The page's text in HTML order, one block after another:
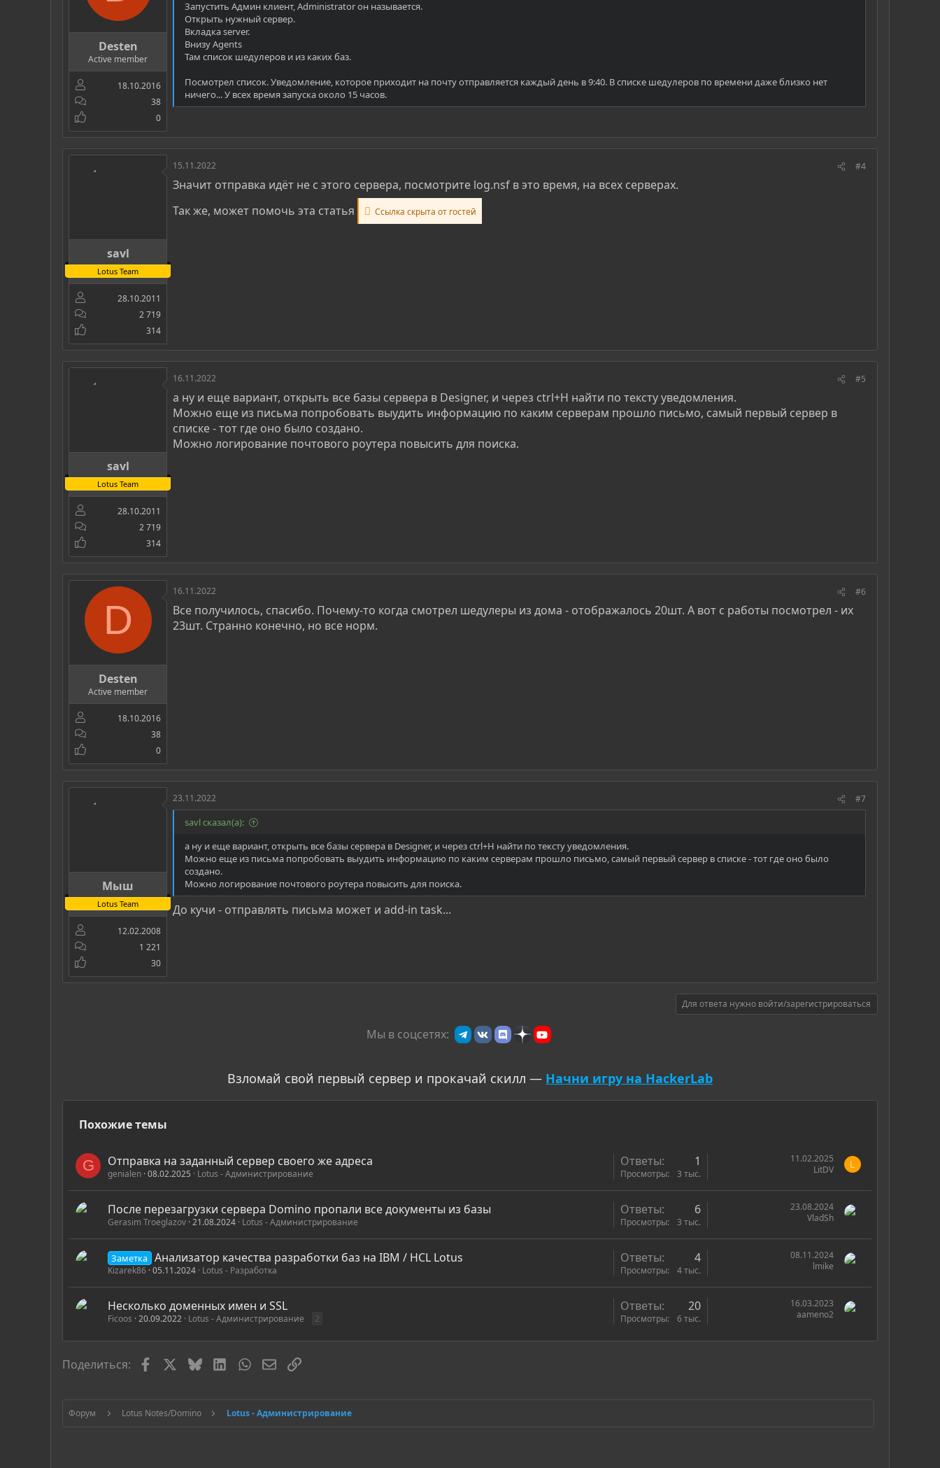
Desten
Active member
18.10.2016
38
0
Запустить Админ клиент, Administrator он называется.
Открыть нужный сервер.
Вкладка server.
Внизу Agents
Там список шедулеров и из каких баз.
Посмотрел список. Уведомление, которое приходит на почту отправляется каждый день в 9:40. В списке шедулеров по времени даже близко нет
ничего... У всех время запуска около 15 часов.
savl
Lotus Team
28.10.2011
2 719
314
15.11.2022 #4
Значит отправка идёт не с этого сервера, посмотрите log.nsf в это время, на всех серверах.
Так же, может помочь эта статья
Ссылка скрыта от гостей
savl
Lotus Team
28.10.2011
2 719
314
16.11.2022 #5
а ну и еще вариант, открыть все базы сервера в Designer, и через ctrl+H найти по тексту уведомления.
Можно еще из письма попробовать выудить информацию по каким серверам прошло письмо, самый первый сервер в
списке - тот где оно было создано.
Можно логирование почтового роутера повысить для поиска.
D
Desten
Active member
18.10.2016
38
0
16.11.2022 #6
Все получилось, спасибо. Почему-то когда смотрел шедулеры из дома - отображалось 20шт. А вот с работы посмотрел - их
23шт. Странно конечно, но все норм.
Мыш
Lotus Team
12.02.2008
1 221
30
23.11.2022 #7
savl сказал(а):
а ну и еще вариант, открыть все базы сервера в Designer, и через ctrl+H найти по тексту уведомления.
Можно еще из письма попробовать выудить информацию по каким серверам прошло письмо, самый первый сервер в списке - тот где оно было
создано.
Можно логирование почтового роутера повысить для поиска.
До кучи - отправлять письма может и add-in task...
Для ответа нужно войти/зарегистрироваться
Мы в соцсетях:
Взломай свой первый сервер и прокачай скилл — Начни игру на HackerLab
Похожие темы
G Отправка на заданный сервер своего же адреса
genialen 08.02.2025 Lotus - Администрирование
Ответы 1
Просмотры 3 тыс.
11.02.2025
LitDV
L
После перезагрузки сервера Domino пропали все документы из базы
Gerasim Troeglazov 21.08.2024 Lotus - Администрирование
Ответы 6
Просмотры 3 тыс.
23.08.2024
VladSh
Заметка Анализатор качества разработки баз на IBM / HCL Lotus
Kizarek86 05.11.2024 Lotus - Разработка
Ответы 4
Просмотры 4 тыс.
08.11.2024
lmike
Несколько доменных имен и SSL
Ficoos 20.09.2022 Lotus - Администрирование 2
Ответы 20
Просмотры 6 тыс.
16.03.2023
aameno2
Поделиться: FacebookBlueskyLinkedIn
WhatsAppЭлектронная почта
Ссылка
Форум Lotus Notes/Domino Lotus - Администрирование